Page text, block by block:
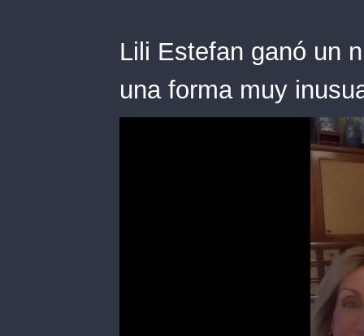
Lili Estefan ganó un
una forma muy